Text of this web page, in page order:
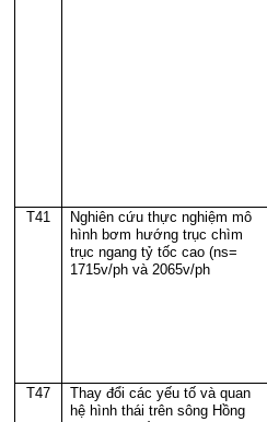
T41
Nghiên cứu thực nghiệm mô
hình bơm hướng trục chìm
trục ngang tỷ tốc cao (ns=
1715v/ph và 2065v/ph
T47
Thay đổi các yếu tố và quan
hệ hình thái trên sông Hồng